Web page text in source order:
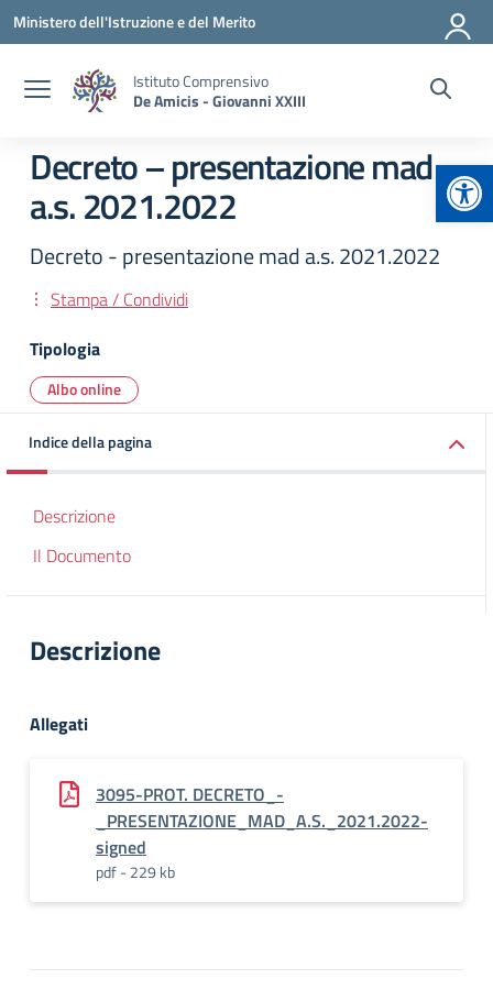
Vai ai contenuti
Vai al menu di navigazione
Vai al footer
Ministero dell'Istruzione e del Merito
Istituto Comprensivo
De Amicis - Giovanni XXIII
Decreto – presentazione mad
a.s. 2021.2022
Decreto - presentazione mad a.s. 2021.2022
Stampa / Condividi
Tipologia
Albo online
Indice della pagina
Descrizione
Il Documento
Descrizione
Allegati
3095-PROT. DECRETO_-
_PRESENTAZIONE_MAD_A.S._2021.2022-
signed
pdf - 229 kb